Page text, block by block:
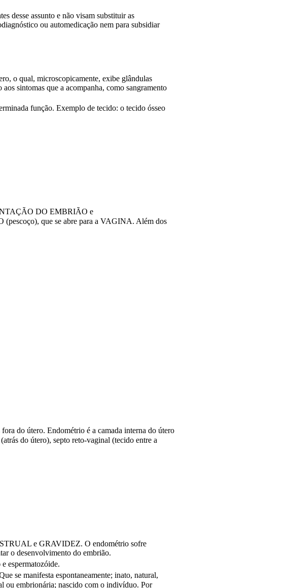
desse assunto e não visam substituir as
ou automedicação nem para subsidiar
o qual, microscopicamente, exibe glândulas
sintomas que a acompanha, como sangramento
função. Exemplo de tecido: o tecido ósseo
DO EMBRIÃO e
que se abre para a VAGINA. Além dos
do útero. Endométrio é a camada interna do útero
do útero), septo reto-vaginal (tecido entre a
e GRAVIDEZ. O endométrio sofre
o desenvolvimento do embrião.
espermatozóide.
se manifesta espontaneamente; inato, natural,
ou embrionária; nascido com o indivíduo. Por